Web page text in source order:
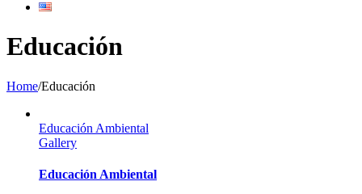
Educación
Home/Educación
Educación Ambiental
Gallery
Educación Ambiental